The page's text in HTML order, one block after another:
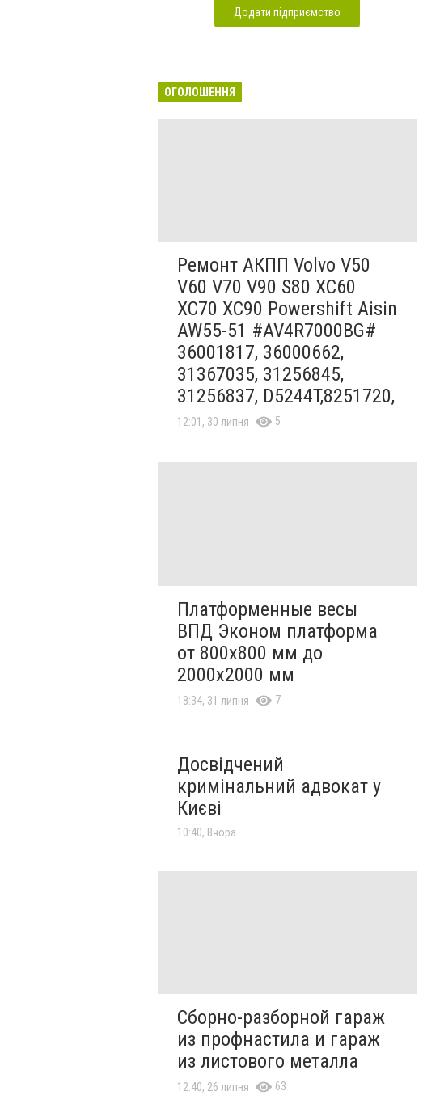
Додати підприємство
ОГОЛОШЕННЯ
Ремонт АКПП Volvo V50
V60 V70 V90 S80 XC60
XC70 XC90 Powershift Aisin
AW55-51 #AV4R7000BG#
36001817, 36000662,
31367035, 31256845,
31256837, D5244T,8251720,
12:01, 30 липня 5
Платформенные весы
ВПД Эконом платформа
от 800х800 мм до
2000х2000 мм
18:34, 31 липня 7
Досвідчений
кримінальний адвокат у
Києві
10:40, Вчора
Сборно-разборной гараж
из профнастила и гараж
из листового металла
12:40, 26 липня 63